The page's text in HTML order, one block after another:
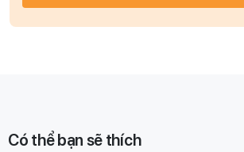
Có thể bạn sẽ thích